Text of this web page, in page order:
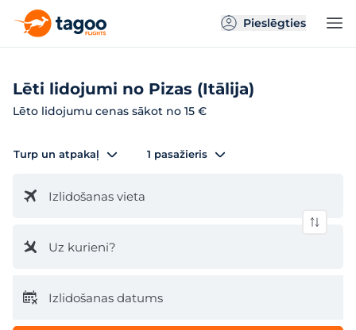
Pieslēgties
Lēti lidojumi no Pizas (Itālija)
Lēto lidojumu cenas sākot no 15 €
Turp un atpakaļ 1 pasažieris
Izlidošanas vieta
Uz kurieni?
Izlidošanas datums